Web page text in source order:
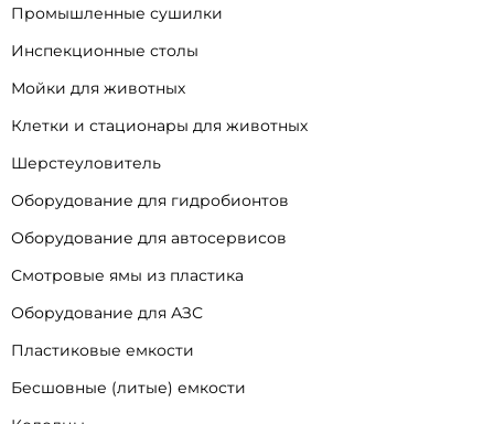
Промышленные сушилки
Инспекционные столы
Мойки для животных
Клетки и стационары для животных
Шерстеуловитель
Оборудование для гидробионтов
Оборудование для автосервисов
Смотровые ямы из пластика
Оборудование для АЗС
Пластиковые емкости
Бесшовные (литые) емкости